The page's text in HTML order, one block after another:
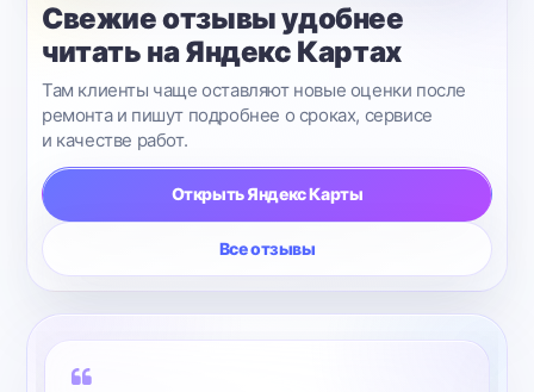
Свежие отзывы удобнее
читать на Яндекс Картах
Там клиенты чаще оставляют новые оценки после
ремонта и пишут подробнее о сроках, сервисе
и качестве работ.
Открыть Яндекс Карты
Все отзывы